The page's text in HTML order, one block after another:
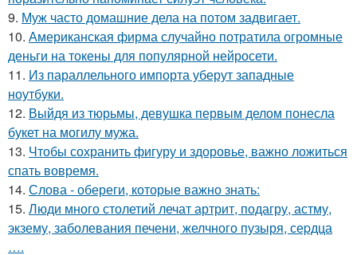
9. Муж часто домашние дела на потом задвигает.
10. Американская фирма случайно потратила огромные
деньги на токены для популярной нейросети.
11. Из параллельного импорта уберут западные
ноутбуки.
12. Выйдя из тюрьмы, девушка первым делом понесла
букет на могилу мужа.
13. Чтобы сохранить фигуру и здоровье, важно ложиться
спать вовремя.
14. Слова - обереги, которые важно знать:
15. Люди много столетий лечат артрит, подагру, астму,
экзему, заболевания печени, желчного пузыря, сеpдца
….